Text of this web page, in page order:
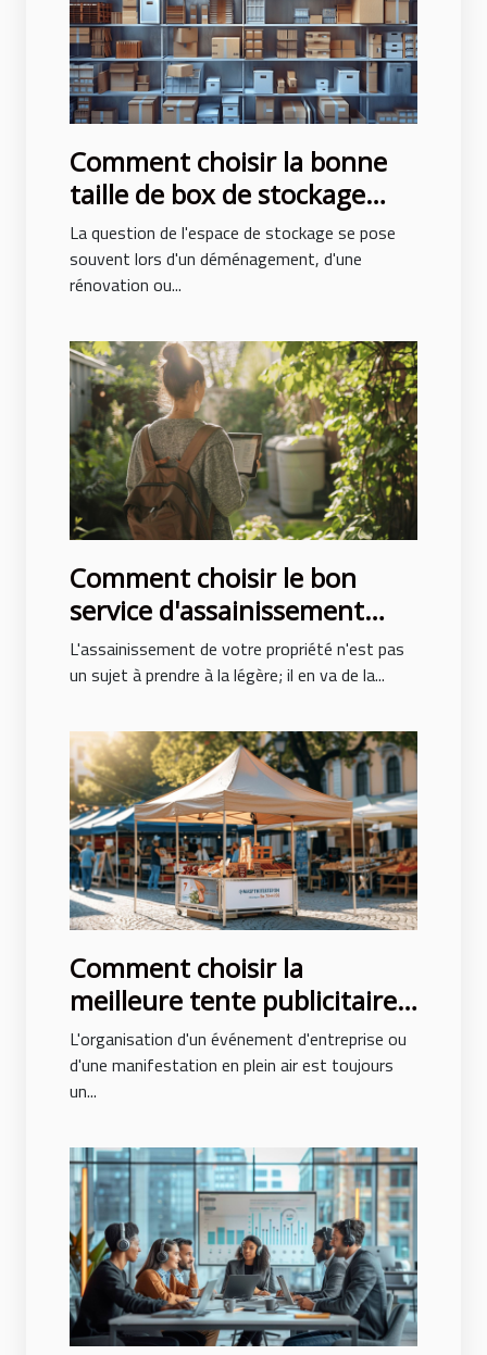
Comment choisir la bonne
taille de box de stockage
pour vos besoins
La question de l'espace de stockage se pose
souvent lors d'un déménagement, d'une
rénovation ou...
Comment choisir le bon
service d'assainissement
pour votre propriété
L'assainissement de votre propriété n'est pas
un sujet à prendre à la légère; il en va de la...
Comment choisir la
meilleure tente publicitaire
pour votre événement
L'organisation d'un événement d'entreprise ou
d'une manifestation en plein air est toujours
un...